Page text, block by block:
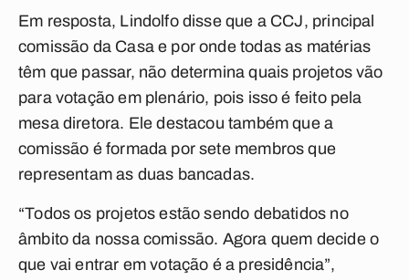
Em resposta, Lindolfo disse que a CCJ, principal
comissão da Casa e por onde todas as matérias
têm que passar, não determina quais projetos vão
para votação em plenário, pois isso é feito pela
mesa diretora. Ele destacou também que a
comissão é formada por sete membros que
representam as duas bancadas.
“Todos os projetos estão sendo debatidos no
âmbito da nossa comissão. Agora quem decide o
que vai entrar em votação é a presidência”,